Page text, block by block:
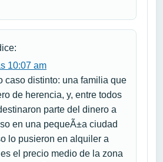
10:07 am
caso distinto: una familia que
de herencia, y, entre todos
parte del dinero a
en una pequeÃ±a ciudad
lo pusieron en alquiler a
el precio medio de la zona